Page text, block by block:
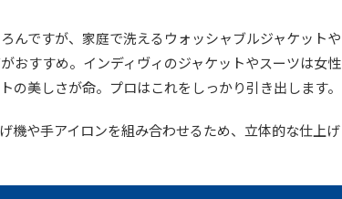
んですが、家庭で洗えるウォッシャブルジャケットや
おすすめ。インディヴィのジャケットやスーツは女性
の美しさが命。プロはこれをしっかり引き出します。
機や手アイロンを組み合わせるため、立体的な仕上げ